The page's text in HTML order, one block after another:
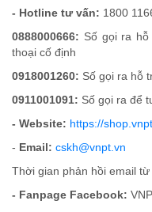
- Hotline tư vấn: 1800
0888000666: Số gọi ra
thoại cố định
0918001260: Số gọi ra hỗ
0911001091: Số gọi ra để
- Website: https://
- Email: cskh@vnpt.vn
Thời gian phản hồi email
- Fanpage Facebook: